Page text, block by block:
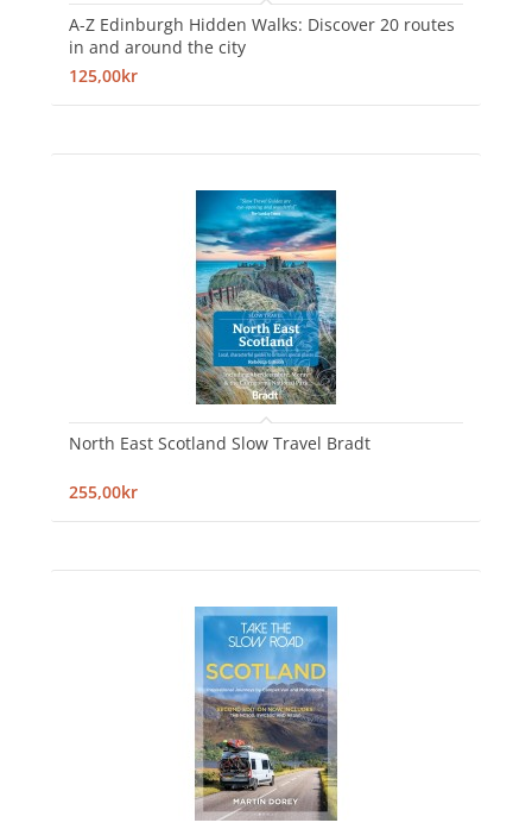
A-Z Edinburgh Hidden Walks: Discover 20 routes
in and around the city
125,00kr
North East Scotland Slow Travel Bradt
255,00kr